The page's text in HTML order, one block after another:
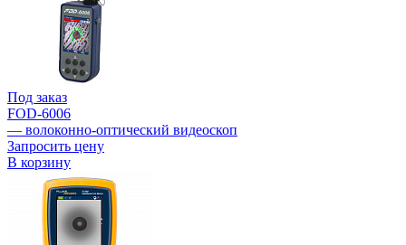
Под заказ
FOD-6006
— волоконно-оптический видеоскоп
Запросить цену
В корзину